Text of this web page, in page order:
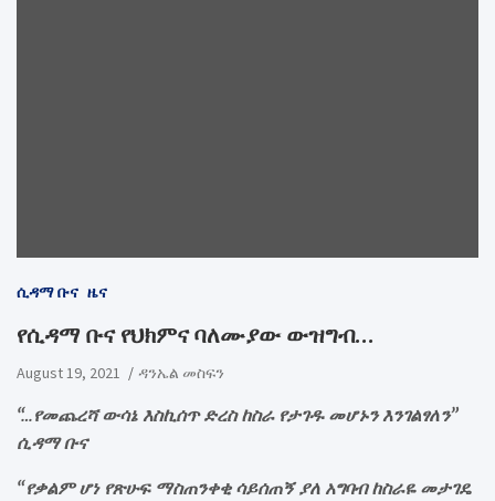
ሲዳማ ቡና ዜና
የሲዳማ ቡና የህክምና ባለሙያው ውዝግብ…
August 19, 2021 ዳንኤል መስፍን
“…የመጨረሻ ውሳኔ እስኪሰጥ ድረስ ከስራ የታገዱ መሆኑን እንገልፃለን”
ሲዳማ ቡና
“የቃልም ሆነ የጽሁፍ ማስጠንቀቂ ሳይሰጠኝ ያለ አግባብ ከስራዬ መታገዴ